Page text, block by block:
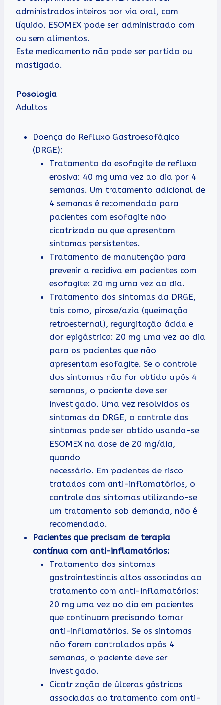
administrados inteiros por via oral, com
líquido. ESOMEX pode ser administrado com
ou sem alimentos.
Este medicamento não pode ser partido ou
mastigado.
Posologia
Adultos
Doença do Refluxo Gastroesofágico
(DRGE):
Tratamento da esofagite de refluxo
erosiva: 40 mg uma vez ao dia por 4
semanas. Um tratamento adicional de
4 semanas é recomendado para
pacientes com esofagite não
cicatrizada ou que apresentam
sintomas persistentes.
Tratamento de manutenção para
prevenir a recidiva em pacientes com
esofagite: 20 mg uma vez ao dia.
Tratamento dos sintomas da DRGE,
tais como, pirose/azia (queimação
retroesternal), regurgitação ácida e
dor epigástrica: 20 mg uma vez ao dia
para os pacientes que não
apresentam esofagite. Se o controle
dos sintomas não for obtido após 4
semanas, o paciente deve ser
investigado. Uma vez resolvidos os
sintomas da DRGE, o controle dos
sintomas pode ser obtido usando-se
ESOMEX na dose de 20 mg/dia,
quando
necessário. Em pacientes de risco
tratados com anti-inflamatórios, o
controle dos sintomas utilizando-se
um tratamento sob demanda, não é
recomendado.
Pacientes que precisam de terapia
contínua com anti-inflamatórios:
Tratamento dos sintomas
gastrointestinais altos associados ao
tratamento com anti-inflamatórios:
20 mg uma vez ao dia em pacientes
que continuam precisando tomar
anti-inflamatórios. Se os sintomas
não forem controlados após 4
semanas, o paciente deve ser
investigado.
Cicatrização de úlceras gástricas
associadas ao tratamento com anti-